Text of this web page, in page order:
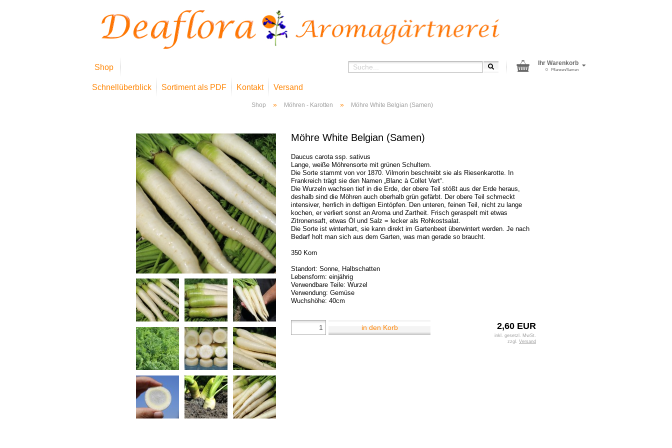
Shop
Schnellüberblick Sortiment als PDF Kontakt Versand
Ihr Warenkorb
Pflanzen/Samen
0
Shop » Möhren - Karotten » Möhre White Belgian (Samen)
Möhre White Belgian (Samen)
Daucus carota ssp. sativus
Lange, weiße Möhrensorte mit grünen Schultern.
Die Sorte stammt von vor 1870. Vilmorin beschreibt sie als Riesenkarotte. In
Frankreich trägt sie den Namen „Blanc à Collet Vert“.
Die Wurzeln wachsen tief in die Erde, der obere Teil stößt aus der Erde heraus,
deshalb sind die Möhren auch oberhalb grün gefärbt. Der obere Teil schmeckt
intensiver, herrlich in deftigen Eintöpfen. Den unteren, feinen Teil, nicht zu lange
kochen, er verliert sonst an Aroma und Zartheit. Frisch geraspelt mit etwas
Zitronensaft, etwas Öl und Salz = lecker als Rohkostsalat.
Die Sorte ist winterhart, sie kann direkt im Gartenbeet überwintert werden. Je nach
Bedarf holt man sich aus dem Garten, was man gerade so braucht.
350 Korn
Standort: Sonne, Halbschatten
Lebensform: einjährig
Verwendbare Teile: Wurzel
Verwendung: Gemüse
Wuchshöhe: 40cm
2,60 EUR
inkl. gesetzl. MwSt.
zzgl. Versand
in den Korb